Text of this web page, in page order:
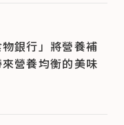
銀行」將營養補
營養均衡的美味